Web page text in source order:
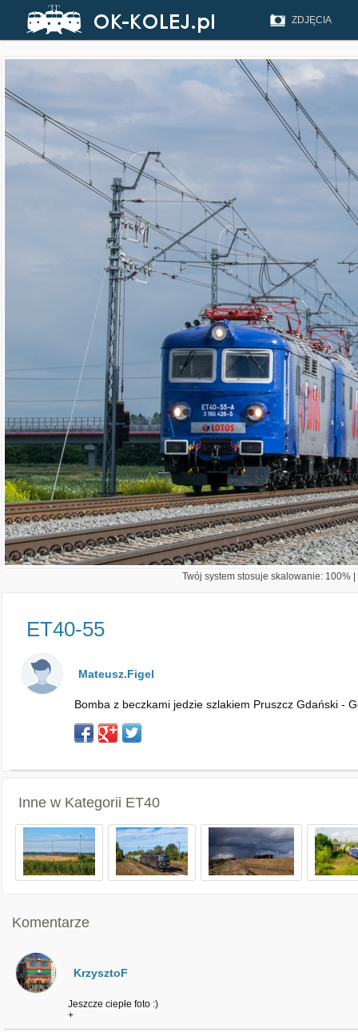
ZDJĘCIA
Twój system stosuje skalowanie: 100%
ET40-55
Mateusz.Figel
Bomba z beczkami jedzie szlakiem Pruszcz Gdański -
Inne w Kategorii ET40
Komentarze
KrzysztoF
Jeszcze ciepłe foto :)
+